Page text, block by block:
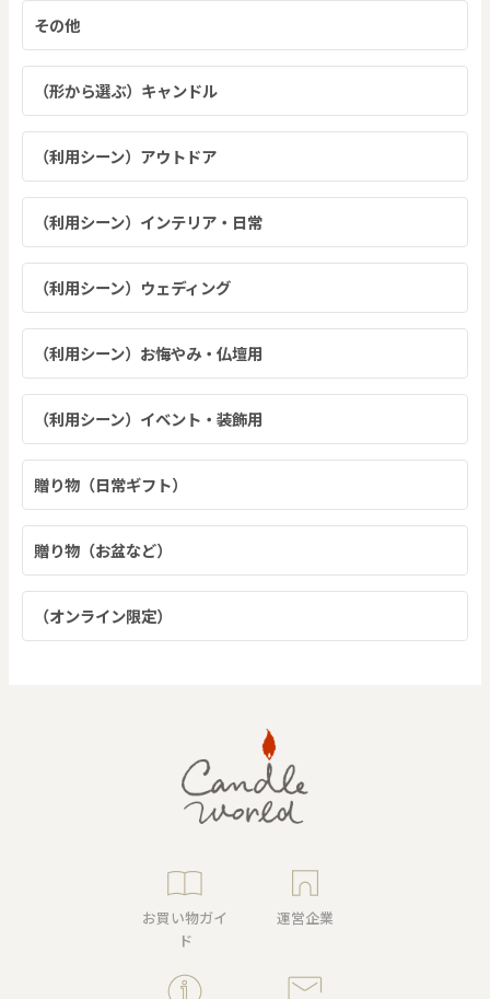
その他
（形から選ぶ）キャンドル
（利用シーン）アウトドア
（利用シーン）インテリア・日常
（利用シーン）ウェディング
（利用シーン）お悔やみ・仏壇用
（利用シーン）イベント・装飾用
贈り物（日常ギフト）
贈り物（お盆など）
（オンライン限定）
お買い物ガイ
ド
運営企業